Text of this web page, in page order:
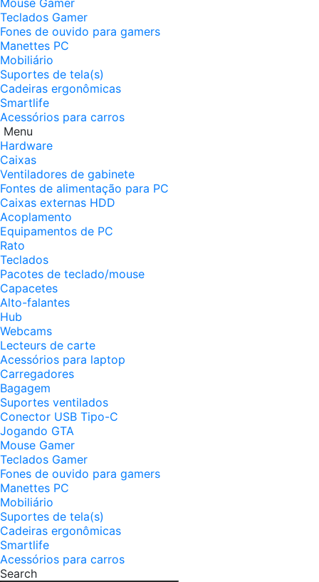
Mouse Gamer
Teclados Gamer
Fones de ouvido para gamers
Manettes PC
Mobiliário
Suportes de tela(s)
Cadeiras ergonômicas
Smartlife
Acessórios para carros
Menu
Hardware
Caixas
Ventiladores de gabinete
Fontes de alimentação para PC
Caixas externas HDD
Acoplamento
Equipamentos de PC
Rato
Teclados
Pacotes de teclado/mouse
Capacetes
Alto-falantes
Hub
Webcams
Lecteurs de carte
Acessórios para laptop
Carregadores
Bagagem
Suportes ventilados
Conector USB Tipo-C
Jogando GTA
Mouse Gamer
Teclados Gamer
Fones de ouvido para gamers
Manettes PC
Mobiliário
Suportes de tela(s)
Cadeiras ergonômicas
Smartlife
Acessórios para carros
Search